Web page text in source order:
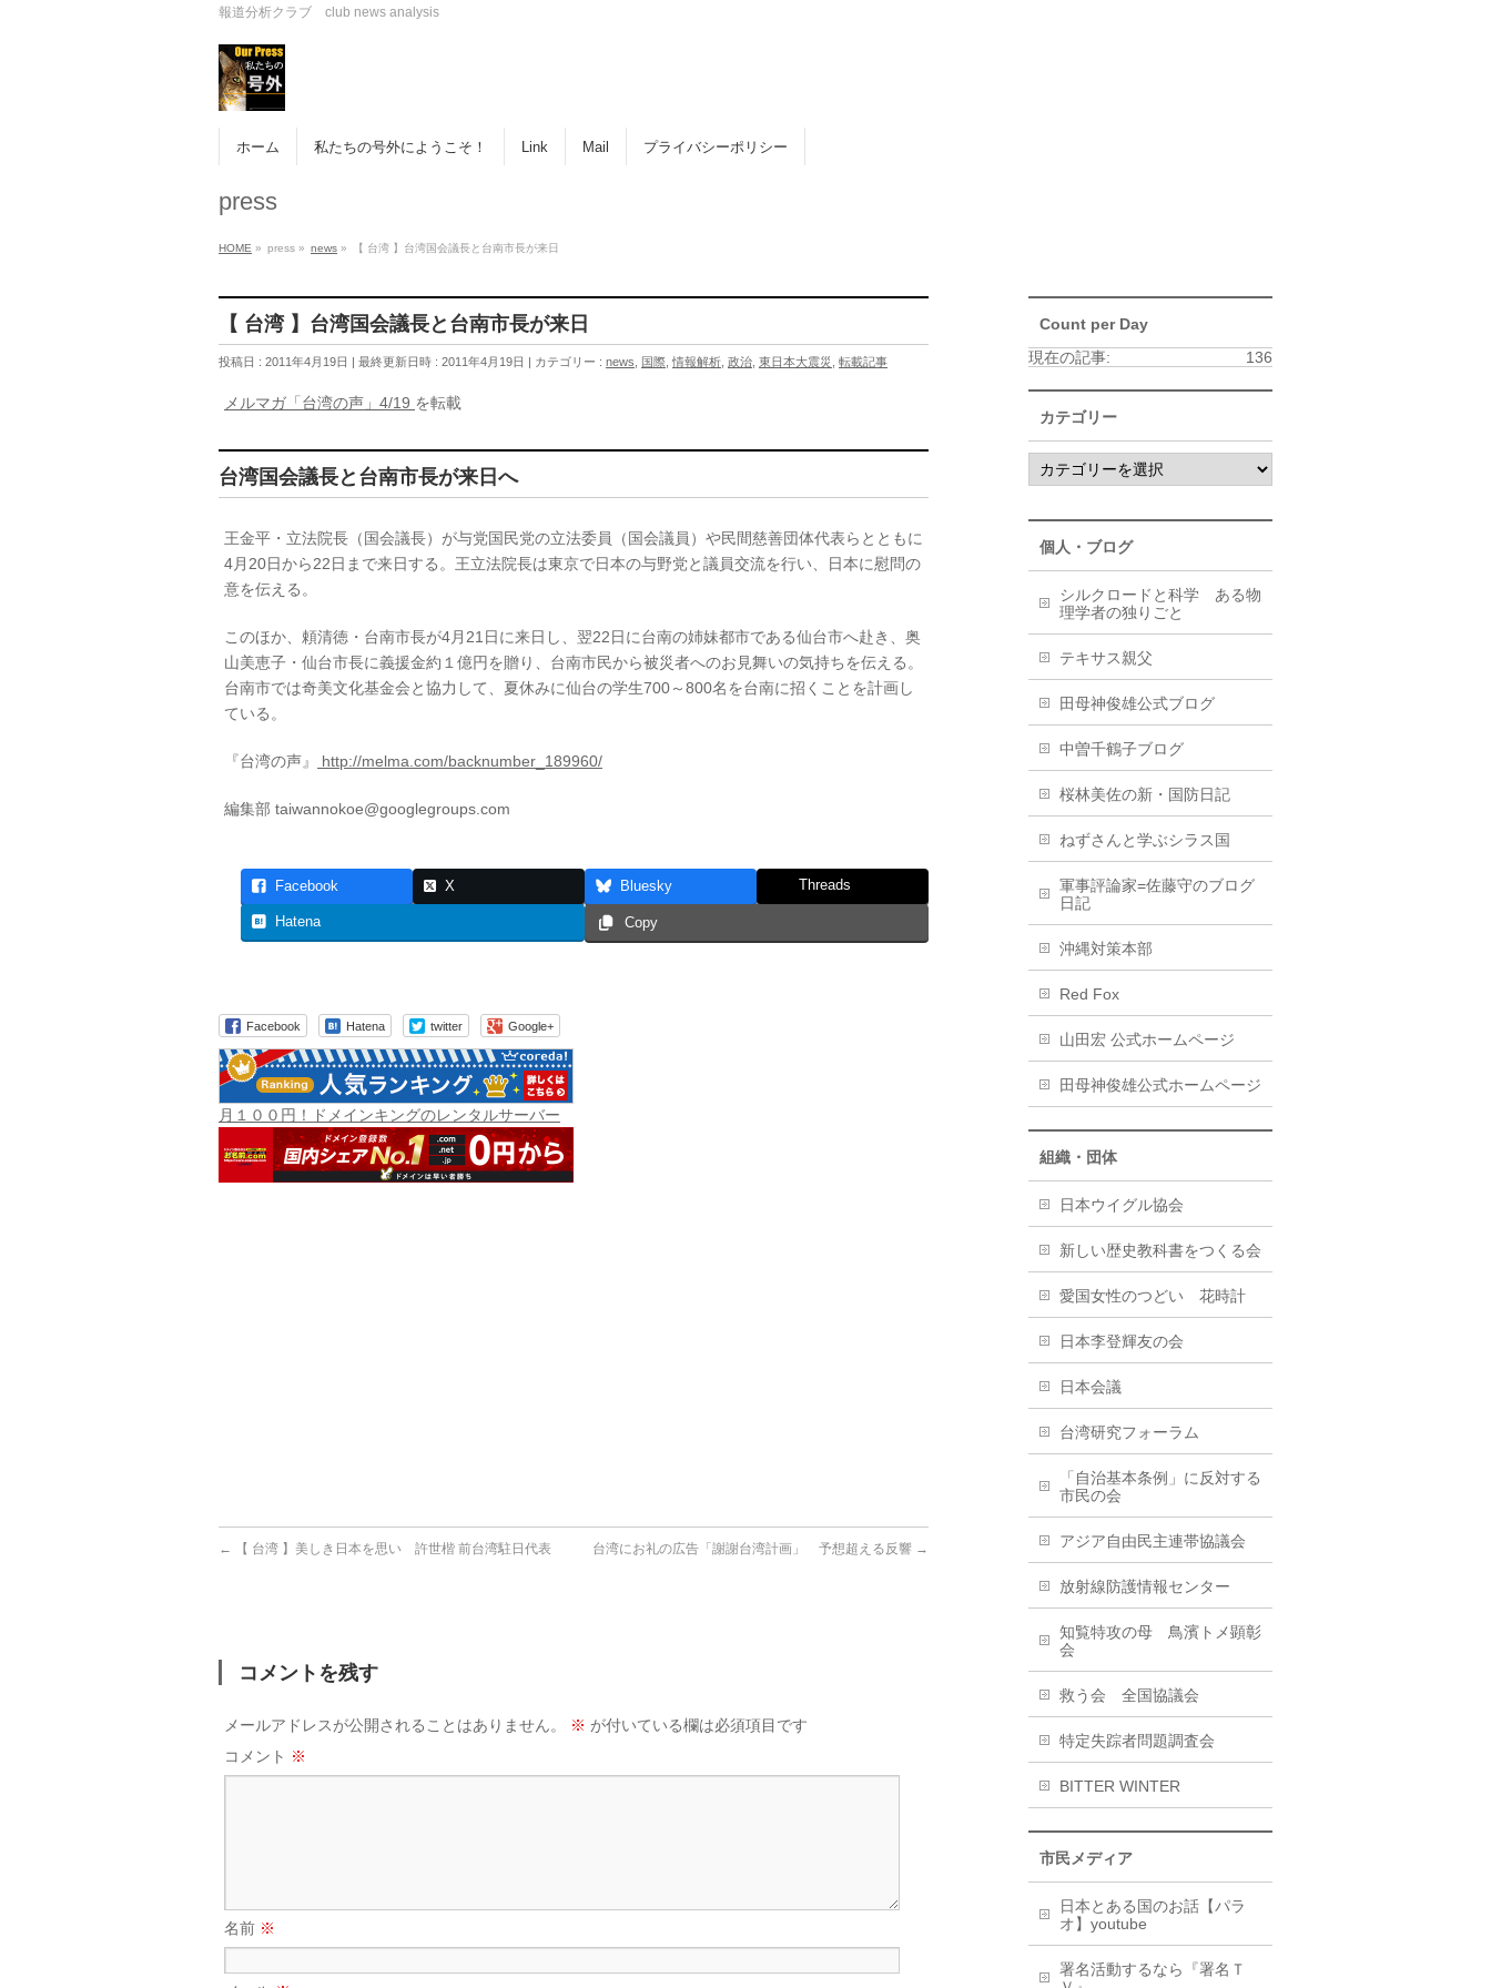
報道分析クラブ club news analysis
ホーム 私たちの号外にようこそ！ Link Mail プライバシーポリシー
press
HOME » press » news » 【 台湾 】台湾国会議長と台南市長が来日
【 台湾 】台湾国会議長と台南市長が来日
投稿日 : 2011年4月19日 最終更新日時 : 2011年4月19日 カテゴリー : news 国際 情報解析 政治 東日本大震災 転載記事
メルマガ「台湾の声」4/19 を転載
台湾国会議長と台南市長が来日へ
王金平・立法院長（国会議長）が与党国民党の立法委員（国会議員）や民間慈善団体代表らとともに
4月20日から22日まで来日する。王立法院長は東京で日本の与野党と議員交流を行い、日本に慰問の
意を伝える。
このほか、頼清徳・台南市長が4月21日に来日し、翌22日に台南の姉妹都市である仙台市へ赴き、奥
山美恵子・仙台市長に義援金約１億円を贈り、台南市民から被災者へのお見舞いの気持ちを伝える。
台南市では奇美文化基金会と協力して、夏休みに仙台の学生700～800名を台南に招くことを計画し
ている。
『台湾の声』 http://melma.com/backnumber_189960/
編集部 taiwannokoe@googlegroups.com
Facebook X Bluesky Threads
Hatena Copy
Facebook Hatena twitter Google+
月１００円！ドメインキングのレンタルサーバー
← 【 台湾 】美しき日本を思い 許世楷 前台湾駐日代表 台湾にお礼の広告「謝謝台湾計画」 予想超える反響 →
コメントを残す
メールアドレスが公開されることはありません。 ※ が付いている欄は必須項目です
コメント ※
名前 ※
Count per Day
136
現在の記事:
カテゴリー
個人・ブログ
シルクロードと科学 ある物
理学者の独りごと
テキサス親父
田母神俊雄公式ブログ
中曽千鶴子ブログ
桜林美佐の新・国防日記
ねずさんと学ぶシラス国
軍事評論家=佐藤守のブログ
日記
沖縄対策本部
Red Fox
山田宏 公式ホームページ
田母神俊雄公式ホームページ
組織・団体
日本ウイグル協会
新しい歴史教科書をつくる会
愛国女性のつどい 花時計
日本李登輝友の会
日本会議
台湾研究フォーラム
「自治基本条例」に反対する
市民の会
アジア自由民主連帯協議会
放射線防護情報センター
知覧特攻の母 鳥濱トメ顕彰
会
救う会 全国協議会
特定失踪者問題調査会
BITTER WINTER
市民メディア
日本とある国のお話【パラ
オ】youtube
署名活動するなら『署名Ｔ